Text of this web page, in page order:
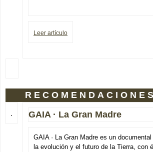
Leer artículo
GAIA · La Gran Madre
GAIA · La Gran Madre es un documental
la evolución y el futuro de la Tierra, con